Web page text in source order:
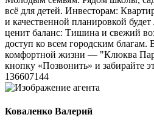
всё для детей. Инвесторам:
и качественной планировкой будет
ценит баланс: Тишина и свежий
доступ ко всем городским
комфортной жизни — "Клюква
кнопку «Позвонить» и забирайте
136607144
Коваленко Валерий